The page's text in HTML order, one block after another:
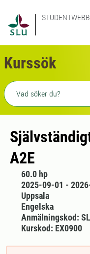
Kurssök
Fritext sökning
A2E
60.0 hp
2025-09-01 -
Uppsala
Engelska
Anmälningskod:
Kurskod: EX0900